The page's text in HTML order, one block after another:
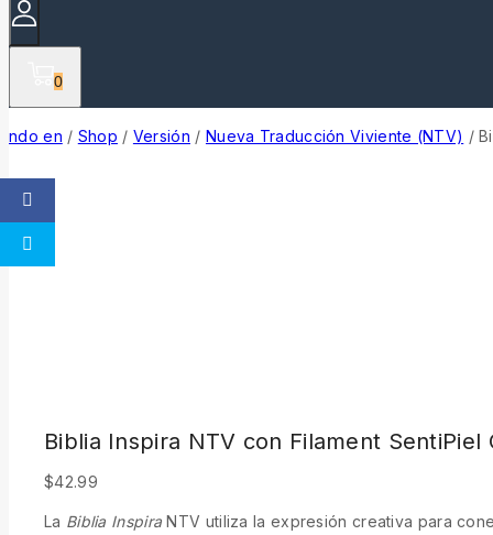
0
ndo en / Shop / Versión / Nueva Traducción Viviente (NTV) /
Biblia Inspira NTV con Filament SentiPiel
$42.99
La Biblia Inspira NTV utiliza la expresión creativa para